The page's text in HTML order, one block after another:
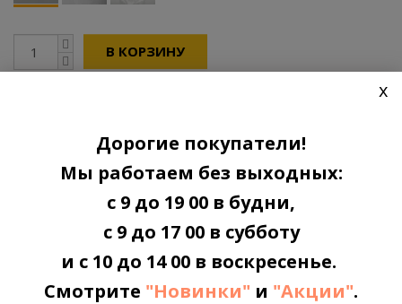
В КОРЗИНУ
БЫСТРАЯ ДОСТАВКА
По всей Беларуси
ОПЛАТА
Наличными или картой
x
Дорогие покупатели!
Мы работаем без выходных:
с 9 до 19 00 в будни,
с 9 до 17 00 в субботу
и с 10 до 14 00 в воскресенье.
Смотрите "Новинки" и "Акции".